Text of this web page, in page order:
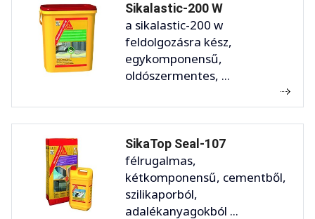
Sikalastic-200 W
a sikalastic-200 w
feldolgozásra kész,
egykomponensű,
oldószermentes, ...
SikaTop Seal-107
félrugalmas,
kétkomponensű, cementből,
szilikaporból,
adalékanyagokból ...